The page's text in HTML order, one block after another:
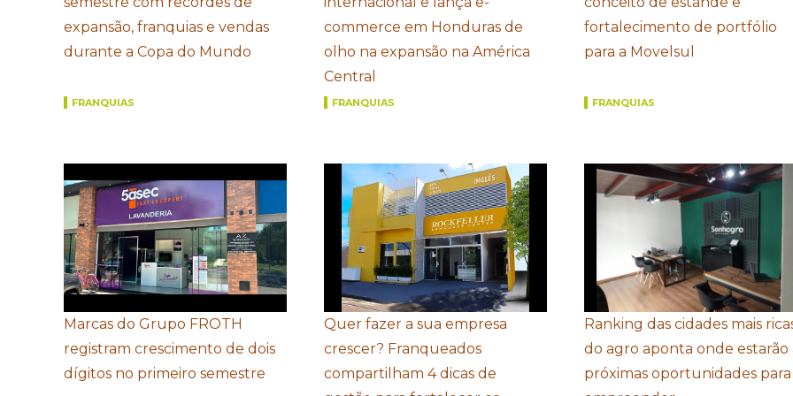
expansão, franquias e vendas
durante a Copa do Mundo
FRANQUIAS
commerce em Honduras de
olho na expansão na América
Central
FRANQUIAS
fortalecimento de portfólio
para a Movelsul
FRANQUIAS
Marcas do Grupo FROTH
registram crescimento de dois
dígitos no primeiro semestre
Quer fazer a sua empresa
crescer? Franqueados
compartilham 4 dicas de
Ranking das cidades mais
do agro aponta onde estarão
próximas oportunidades para